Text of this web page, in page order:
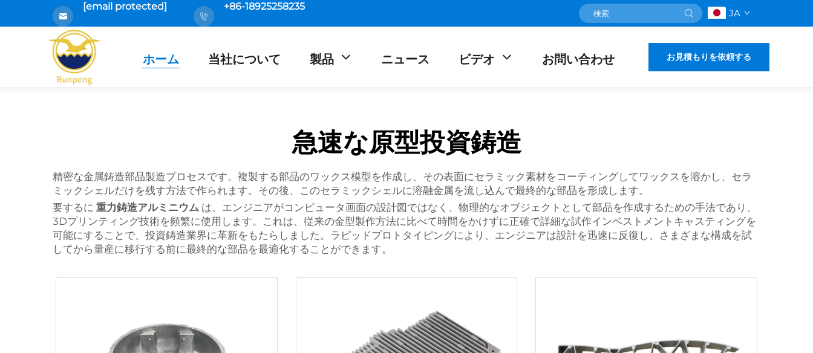
[email protected] +86-18925258235
JA
ホーム 当社について 製品 ニュース ビデオ お問い合わせ お見積もりを依頼する
急速な原型投資鋳造
精密な金属鋳造部品製造プロセスです。複製する部品のワックス模型を作成し、その表面にセラミック素材をコーティングしてワックスを溶かし、セラ
ミックシェルだけを残す方法で作られます。その後、このセラミックシェルに溶融金属を流し込んで最終的な部品を形成します。
要するに 重力鋳造アルミニウム は、エンジニアがコンピュータ画面の設計図ではなく、物理的なオブジェクトとして部品を作成するための手法であり、
3Dプリンティング技術を頻繁に使用します。これは、従来の金型製作方法に比べて時間をかけずに正確で詳細な試作インベストメントキャスティングを
可能にすることで、投資鋳造業界に革新をもたらしました。ラピッドプロトタイピングにより、エンジニアは設計を迅速に反復し、さまざまな構成を試
してから量産に移行する前に最終的な部品を最適化することができます。